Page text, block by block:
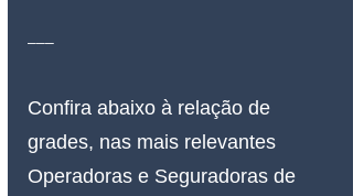
___
Confira abaixo à relação de
grades, nas mais relevantes
Operadoras e Seguradoras de